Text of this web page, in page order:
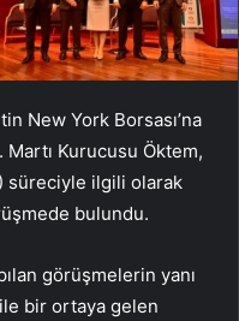
New York Borsası’na
Martı Kurucusu Öktem,
süreciyle ilgili olarak
bulundu.
görüşmelerin yanı
bir ortaya gelen